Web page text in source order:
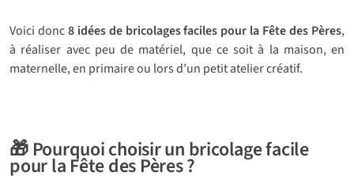
Voici donc8 idées de bricolages faciles pour la Fête des Pères,
à réaliser avec peu de matériel, que ce soit à la maison, en
maternelle, en primaire ou lors d’un petit atelier créatif.
🎁 Pourquoi choisir un bricolage facile
pour la Fête des Pères ?